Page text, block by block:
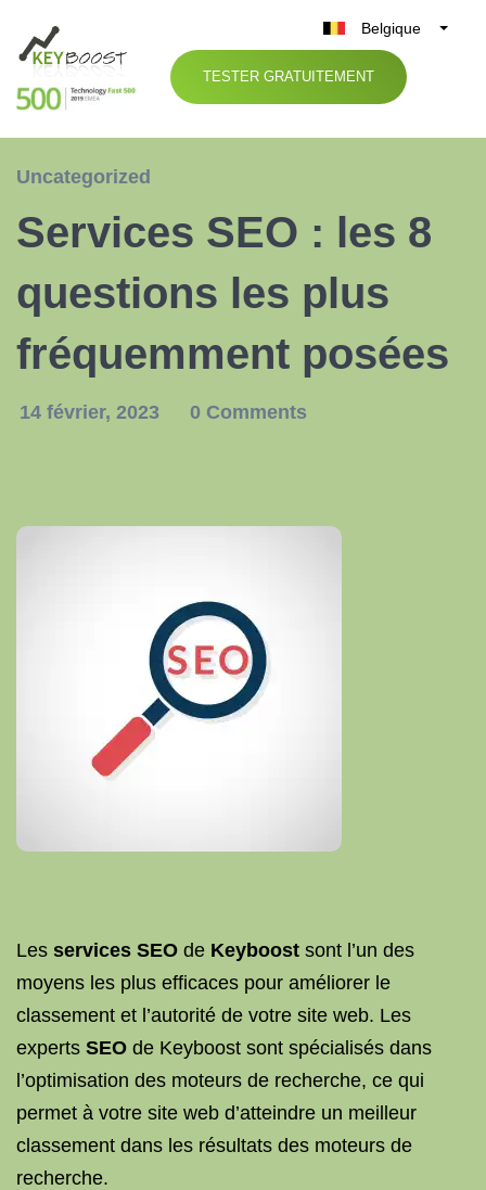
Belgique
België
Nederland
España
TESTER GRATUITEMENT
Uncategorized
Services SEO : les 8
questions les plus
fréquemment posées
14 février, 2023 0 Comments
Les services SEO de Keyboost sont l’un des
moyens les plus efficaces pour améliorer le
classement et l’autorité de votre site web. Les
experts SEO de Keyboost sont spécialisés dans
l’optimisation des moteurs de recherche, ce qui
permet à votre site web d’atteindre un meilleur
classement dans les résultats des moteurs de
recherche.